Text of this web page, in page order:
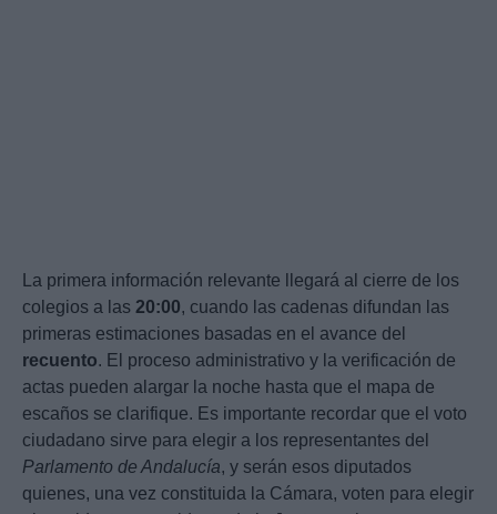
La primera información relevante llegará al cierre de los
colegios a las 20:00, cuando las cadenas difundan las
primeras estimaciones basadas en el avance del
recuento. El proceso administrativo y la verificación de
actas pueden alargar la noche hasta que el mapa de
escaños se clarifique. Es importante recordar que el voto
ciudadano sirve para elegir a los representantes del
Parlamento de Andalucía, y serán esos diputados
quienes, una vez constituida la Cámara, voten para elegir